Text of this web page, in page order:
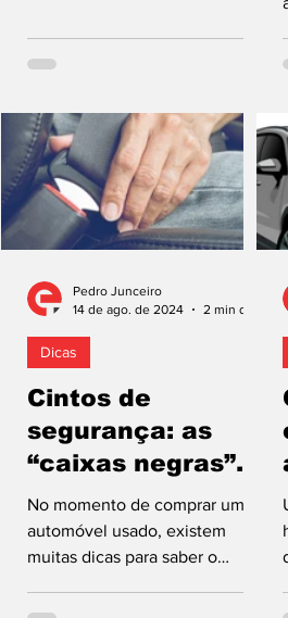
Cintos de
segurança: as
“caixas negras”
dos usados
No momento de comprar um
automóvel usado, existem
muitas dicas para saber o
pretende adquirir,
Dicas
Pedro Junceiro
14 de ago. de 2024